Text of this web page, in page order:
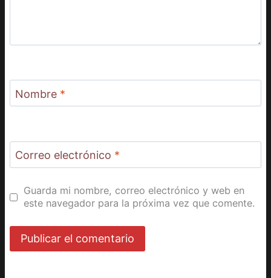
Nombre *
Correo electrónico *
Guarda mi nombre, correo electrónico y web en
este navegador para la próxima vez que comente.